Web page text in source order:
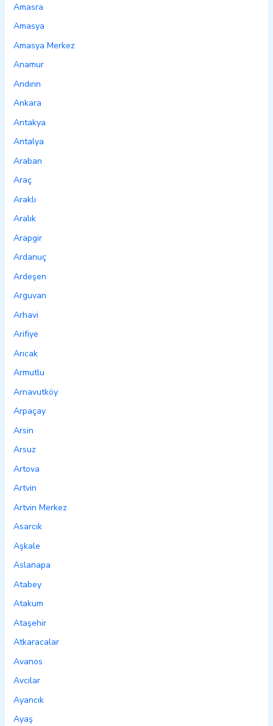
Amasra
Amasya
Amasya Merkez
Anamur
Andırın
Ankara
Antakya
Antalya
Araban
Araç
Araklı
Aralık
Arapgir
Ardanuç
Ardeşen
Arguvan
Arhavi
Arifiye
Arıcak
Armutlu
Arnavutköy
Arpaçay
Arsin
Arsuz
Artova
Artvin
Artvin Merkez
Asarcık
Aşkale
Aslanapa
Atabey
Atakum
Ataşehir
Atkaracalar
Avanos
Avcılar
Ayancık
Ayaş